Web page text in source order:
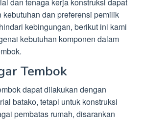
dan preferensi pemilik
kebingungan, berikut ini kami
kebutuhan komponen dalam
Tembok
dapat dilakukan dengan
batako, tetapi untuk konstruksi
pembatas rumah, disarankan